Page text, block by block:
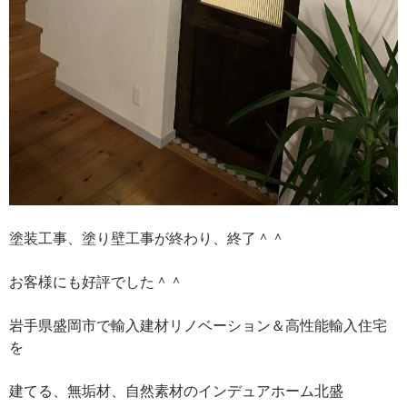
塗装工事、塗り壁工事が終わり、終了＾＾
お客様にも好評でした＾＾
岩手県盛岡市で輸入建材リノベーション＆高性能輸入住宅
を
建てる、無垢材、自然素材のインデュアホーム北盛